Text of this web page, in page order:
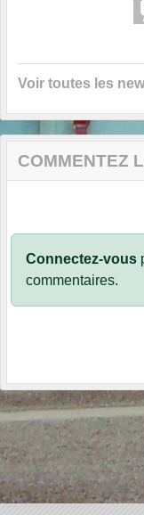
Voir toutes les
COMMENTEZ
Connectez-vous
commentaires.